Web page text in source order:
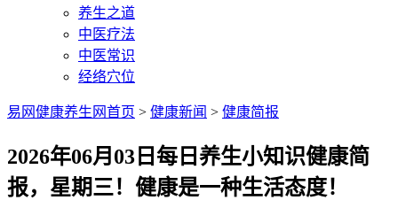
养生之道
中医疗法
中医常识
经络穴位
易网健康养生网首页 > 健康新闻 > 健康简报
2026年06月03日每日养生小知识健康简
报，星期三！健康是一种生活态度！